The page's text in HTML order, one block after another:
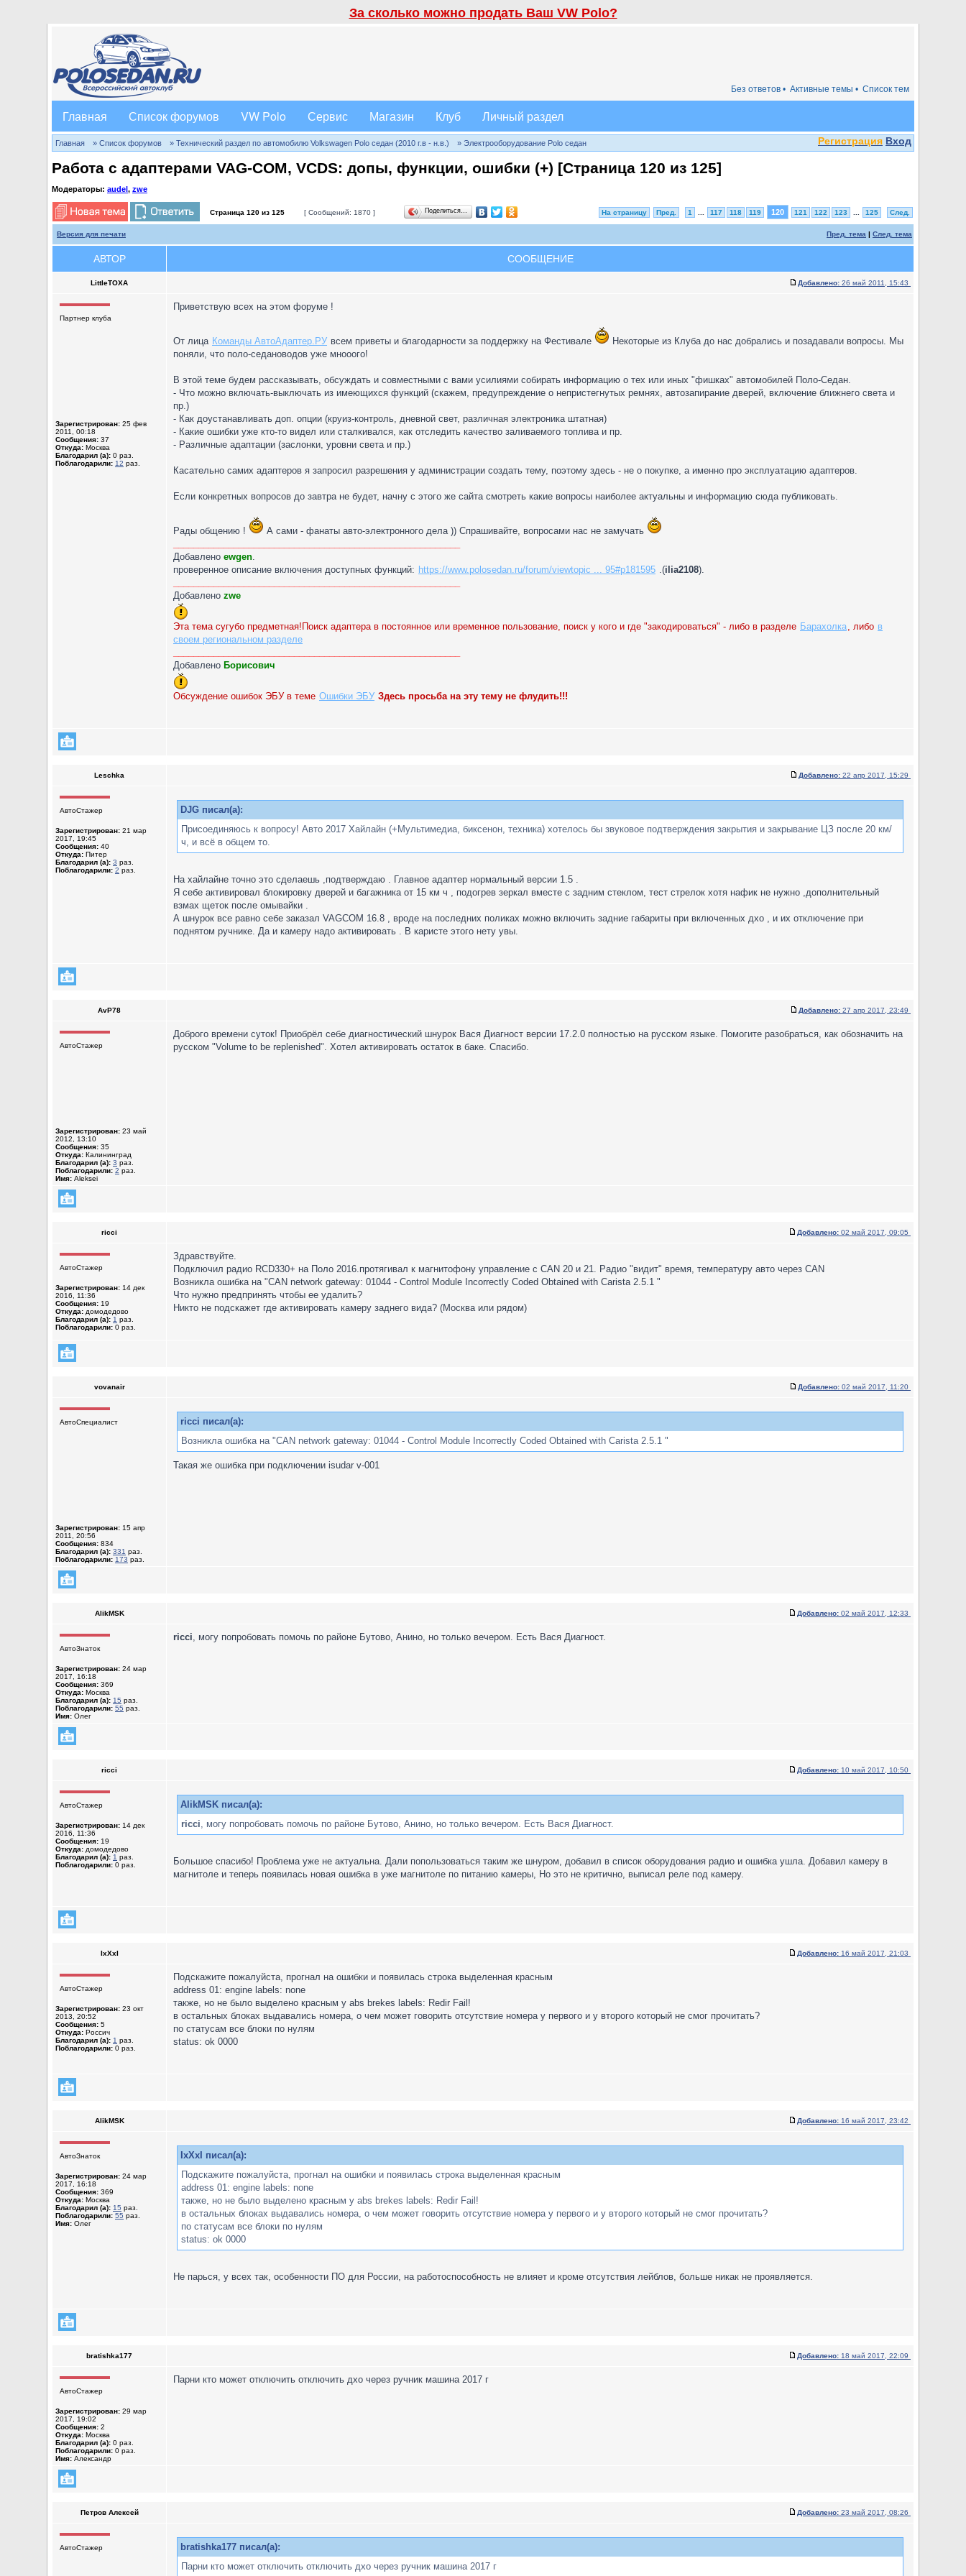
За сколько можно продать Ваш VW Polo?
Список тем
Активные темы •
Без ответов •
Главная Список форумов VW Polo Сервис Магазин Клуб Личный раздел
Регистрация Вход
Главная » Список форумов » Технический раздел по автомобилю Volkswagen Polo седан (2010 г.в - н.в.) » Электрооборудование Polo седан
Работа с адаптерами VAG-COM, VCDS: допы, функции, ошибки (+) [Страница 120 из 125]
Модераторы: audel, zwe
Страница 120 из 125 [ Сообщений: 1870 ] Поделиться… На страницу Пред. 1 117 118 119 120 121 122 123 125 След.
Версия для печати Пред. тема | След. тема
АВТОР СООБЩЕНИЕ
LittleTOXA Добавлено: 26 май 2011, 15:43
Партнер клуба
Зарегистрирован: 25 фев
2011, 00:18
Сообщения: 37
Откуда: Москва
Благодарил (а): 0 раз.
Поблагодарили: 12 раз.
Приветствую всех на этом форуме !
От лица Команды АвтоАдаптер.РУ всем приветы и благодарности за поддержку на Фестивале
Некоторые из Клуба до нас добрались и позадавали вопросы. Мы
поняли, что поло-седановодов уже мнооого!
В этой теме будем рассказывать, обсуждать и совместными с вами усилиями собирать информацию о тех или иных "фишках" автомобилей Поло-Седан.
- Что можно включать-выключать из имеющихся функций (скажем, предупреждение о непристегнутых ремнях, автозапирание дверей, включение ближнего света и
пр.)
- Как доустанавливать доп. опции (круиз-контроль, дневной свет, различная электроника штатная)
- Какие ошибки уже кто-то видел или сталкивался, как отследить качество заливаемого топлива и пр.
- Различные адаптации (заслонки, уровни света и пр.)
Касательно самих адаптеров я запросил разрешения у администрации создать тему, поэтому здесь - не о покупке, а именно про эксплуатацию адаптеров.
Если конкретных вопросов до завтра не будет, начну с этого же сайта смотреть какие вопросы наиболее актуальны и информацию сюда публиковать.
Рады общению !
А сами - фанаты авто-электронного дела )) Спрашивайте, вопросами нас не замучать
Добавлено ewgen.
проверенное описание включения доступных функций: https://www.polosedan.ru/forum/viewtopic ... 95#p181595 .(ilia2108).
Добавлено zwe
Эта тема сугубо предметная!Поиск адаптера в постоянное или временное пользование, поиск у кого и где "закодироваться" - либо в разделе Барахолка, либо в
своем региональном разделе
Добавлено Борисович
Обсуждение ошибок ЭБУ в теме Ошибки ЭБУ Здесь просьба на эту тему не флудить!!!
Leschka Добавлено: 22 апр 2017, 15:29
АвтоСтажер
Зарегистрирован: 21 мар
2017, 19:45
Сообщения: 40
Откуда: Питер
Благодарил (а): 3 раз.
Поблагодарили: 2 раз.
DJG писал(а):
Присоединяюсь к вопросу! Авто 2017 Хайлайн (+Мультимедиа, биксенон, техника) хотелось бы звуковое подтверждения закрытия и закрывание ЦЗ после 20 км/
ч, и всё в общем то.
На хайлайне точно это сделаешь ,подтверждаю . Главное адаптер нормальный версии 1.5 .
Я себе активировал блокировку дверей и багажника от 15 км ч , подогрев зеркал вместе с задним стеклом, тест стрелок хотя нафик не нужно ,дополнительный
взмах щеток после омывайки .
А шнурок все равно себе заказал VAGCOM 16.8 , вроде на последних поликах можно включить задние габариты при включенных дхо , и их отключение при
поднятом ручнике. Да и камеру надо активировать . В каристе этого нету увы.
AvP78 Добавлено: 27 апр 2017, 23:49
АвтоСтажер
Зарегистрирован: 23 май
2012, 13:10
Сообщения: 35
Откуда: Калининград
Благодарил (а): 3 раз.
Поблагодарили: 2 раз.
Имя: Aleksei
Доброго времени суток! Приобрёл себе диагностический шнурок Вася Диагност версии 17.2.0 полностью на русском языке. Помогите разобраться, как обозначить на
русском "Volume to be replenished". Хотел активировать остаток в баке. Спасибо.
ricci Добавлено: 02 май 2017, 09:05
АвтоСтажер
Зарегистрирован: 14 дек
2016, 11:36
Сообщения: 19
Откуда: домодедово
Благодарил (а): 1 раз.
Поблагодарили: 0 раз.
Здравствуйте.
Подключил радио RCD330+ на Поло 2016.протягивал к магнитофону управление с CAN 20 и 21. Радио "видит" время, температуру авто через CAN
Возникла ошибка на "CAN network gateway: 01044 - Control Module Incorrectly Coded Obtained with Carista 2.5.1 "
Что нужно предпринять чтобы ее удалить?
Никто не подскажет где активировать камеру заднего вида? (Москва или рядом)
vovanair Добавлено: 02 май 2017, 11:20
АвтоСпециалист
Зарегистрирован: 15 апр
2011, 20:56
Сообщения: 834
Благодарил (а): 331 раз.
Поблагодарили: 173 раз.
ricci писал(а):
Возникла ошибка на "CAN network gateway: 01044 - Control Module Incorrectly Coded Obtained with Carista 2.5.1 "
Такая же ошибка при подключении isudar v-001
AlikMSK Добавлено: 02 май 2017, 12:33
АвтоЗнаток
Зарегистрирован: 24 мар
2017, 16:18
Сообщения: 369
Откуда: Москва
Благодарил (а): 15 раз.
Поблагодарили: 55 раз.
Имя: Олег
ricci, могу попробовать помочь по районе Бутово, Анино, но только вечером. Есть Вася Диагност.
ricci Добавлено: 10 май 2017, 10:50
АвтоСтажер
Зарегистрирован: 14 дек
2016, 11:36
Сообщения: 19
Откуда: домодедово
Благодарил (а): 1 раз.
Поблагодарили: 0 раз.
AlikMSK писал(а):
ricci, могу попробовать помочь по районе Бутово, Анино, но только вечером. Есть Вася Диагност.
Большое спасибо! Проблема уже не актуальна. Дали попользоваться таким же шнуром, добавил в список оборудования радио и ошибка ушла. Добавил камеру в
магнитоле и теперь появилась новая ошибка в уже магнитоле по питанию камеры, Но это не критично, выписал реле под камеру.
IxXxI Добавлено: 16 май 2017, 21:03
АвтоСтажер
Зарегистрирован: 23 окт
2013, 20:52
Сообщения: 5
Откуда: Россич
Благодарил (а): 1 раз.
Поблагодарили: 0 раз.
Подскажите пожалуйста, прогнал на ошибки и появилась строка выделенная красным
address 01: engine labels: none
также, но не было выделено красным у abs brekes labels: Redir Fail!
в остальных блоках выдавались номера, о чем может говорить отсутствие номера у первого и у второго который не смог прочитать?
по статусам все блоки по нулям
status: ok 0000
AlikMSK Добавлено: 16 май 2017, 23:42
АвтоЗнаток
Зарегистрирован: 24 мар
2017, 16:18
Сообщения: 369
Откуда: Москва
Благодарил (а): 15 раз.
Поблагодарили: 55 раз.
Имя: Олег
IxXxI писал(а):
Подскажите пожалуйста, прогнал на ошибки и появилась строка выделенная красным
address 01: engine labels: none
также, но не было выделено красным у abs brekes labels: Redir Fail!
в остальных блоках выдавались номера, о чем может говорить отсутствие номера у первого и у второго который не смог прочитать?
по статусам все блоки по нулям
status: ok 0000
Не парься, у всех так, особенности ПО для России, на работоспособность не влияет и кроме отсутствия лейблов, больше никак не проявляется.
bratishka177 Добавлено: 18 май 2017, 22:09
АвтоСтажер
Зарегистрирован: 29 мар
2017, 19:02
Сообщения: 2
Откуда: Москва
Благодарил (а): 0 раз.
Поблагодарили: 0 раз.
Имя: Александр
Парни кто может отключить отключить дхо через ручник машина 2017 г
Петров Алексей Добавлено: 23 май 2017, 08:26
АвтоСтажер
bratishka177 писал(а):
Парни кто может отключить отключить дхо через ручник машина 2017 г